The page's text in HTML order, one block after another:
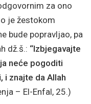
za ono
je žestokom
bude popravljao, pa
dž.š.: “Izbjegavajte
neće pogoditi
i znajte da Allah
– El-Enfal, 25.)